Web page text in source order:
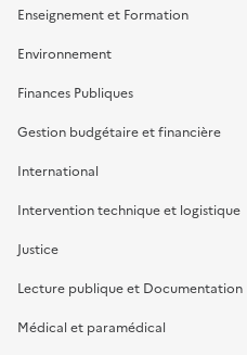
Enseignement et Formation
Environnement
Finances Publiques
Gestion budgétaire et financière
International
Intervention technique et logistique
Justice
Lecture publique et Documentation
Médical et paramédical